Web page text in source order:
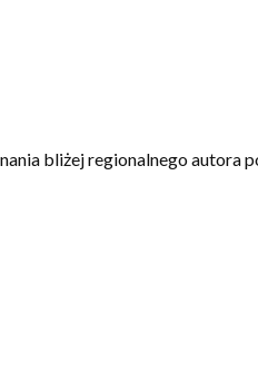
bliżej regionalnego autora